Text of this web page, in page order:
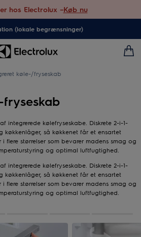
hos Electrolux –Køb nu
(lokale begrænsninger)
køle-/fryseskab
integrerede kølefryseskabe. Diskrete 2-i-1-
køkkenlåger, så køkkenet får et ensartet
flere størrelser som bevarer madens smag og
og optimal luftfugtighed.
integrerede kølefryseskabe. Diskrete 2-i-1-
køkkenlåger, så køkkenet får et ensartet
flere størrelser som bevarer madens smag og
og optimal luftfugtighed.